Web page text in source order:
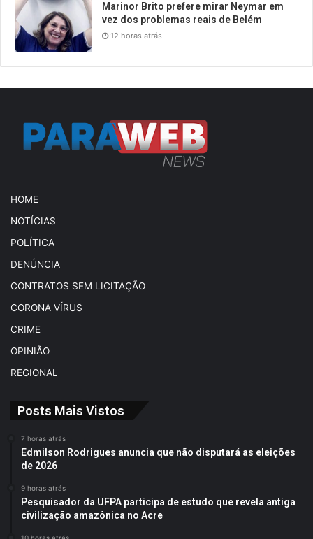
Marinor Brito prefere mirar Neymar em
vez dos problemas reais de Belém
12 horas atrás
HOME
NOTÍCIAS
POLÍTICA
DENÚNCIA
CONTRATOS SEM LICITAÇÃO
CORONA VÍRUS
CRIME
OPINIÃO
REGIONAL
Posts Mais Vistos
7 horas atrás
Edmilson Rodrigues anuncia que não disputará as eleições
de 2026
9 horas atrás
Pesquisador da UFPA participa de estudo que revela antiga
civilização amazônica no Acre